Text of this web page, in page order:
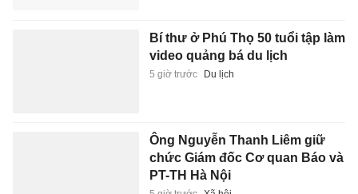
Bí thư ở Phú Thọ 50 tuổi tập làm
video quảng bá du lịch
5 giờ trước Du lịch
Ông Nguyễn Thanh Liêm giữ
chức Giám đốc Cơ quan Báo và
PT-TH Hà Nội